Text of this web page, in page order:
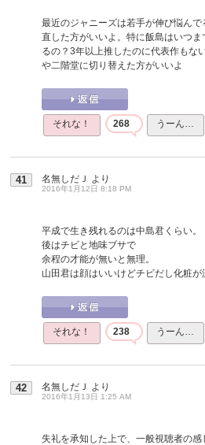
最近のジャニーズは若手が伸び悩んで
直した方がいいよ。特に飯島はいつ
るの？3年以上推したのに代表作もな
や二階堂に切り替えた方がいいよ
それな！ 268 うーん…
41 名無しだＪ より
2016年1月12日 8:18 PM
平成で生き残れるのは中島君くらい。
後はチビと地味ブサで
余程の才能が無いと無理。
山田君は顔はいいけどチビだし化粧が
それな！ 238 うーん…
42 名無しだＪ より
2016年1月13日 1:25 AM
失礼を承知した上で、一般視聴者の